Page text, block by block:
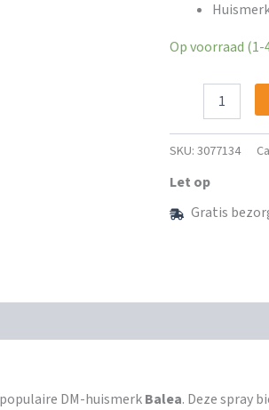
Op voorraad
Zonnenspray
UV-
SPF
aantal
SKU:3077134
Let op
Gratis
DM-huismerkBalea. Deze spray